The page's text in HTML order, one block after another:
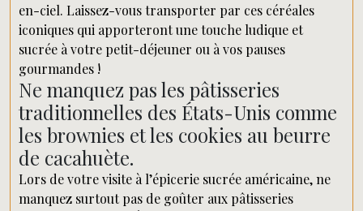
en-ciel. Laissez-vous transporter par ces céréales
iconiques qui apporteront une touche ludique et
sucrée à votre petit-déjeuner ou à vos pauses
gourmandes !
Ne manquez pas les pâtisseries
traditionnelles des États-Unis comme
les brownies et les cookies au beurre
de cacahuète.
Lors de votre visite à l’épicerie sucrée américaine, ne
manquez surtout pas de goûter aux pâtisseries